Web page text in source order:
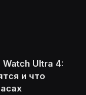
Ultra 4:
и что